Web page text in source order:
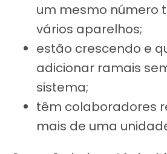
um mesmo número
vários aparelhos;
estão crescendo e
adicionar ramais
sistema;
têm colaboradores
mais de uma